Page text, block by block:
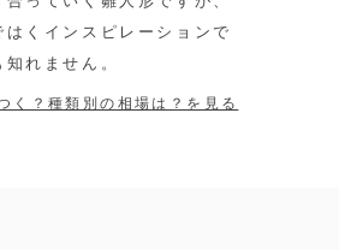
くインスピレーションで
れません。
く？種類別の相場は？を見る